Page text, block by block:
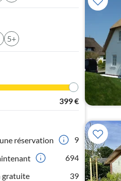
5+
399€
réservation
9
694
gratuite
39